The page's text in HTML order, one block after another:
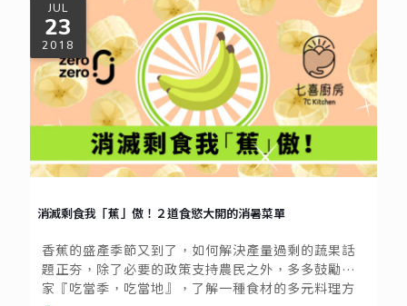
JUL
23
2018
消滅剩食我「蕉」傲！２道食慾大開的消暑菜單
香蕉的盛產季節又到了，如何解決產量過剩的蔬果話
題正夯，除了必要的政策支持農民之外，多多鼓勵大
家『吃當季，吃當地』，了解一種食材的多元料理方